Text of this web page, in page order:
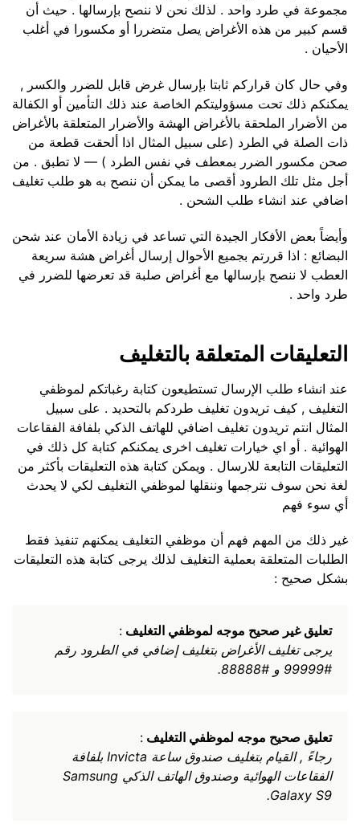
مجموعة في طرد واحد . لذلك نحن لا ننصح بإرسالها . حيث أن
قسم كبير من هذه الأغراض يصل متضررا أو مكسورا في أغلب
الأحيان .
وفي حال كان قراركم ثابتا بإرسال غرض قابل للضرر والكسر ,
يمكنكم ذلك تحت مسؤوليتكم الخاصة عند ذلك التأمين أو الكفالة
من الأضرار الملحقة بالأغراض الهشة والأضرار المتعلقة بالأغراض
ذات الصلة في الطرد (على سبيل المثال اذا ألحقت قطعة من
صحن مكسور الضرر بمعطف في نفس الطرد ) — لا تطبق . من
أجل مثل تلك الطرود أقصى ما يمكن أن ننصح به هو طلب تغليف
اضافي عند انشاء طلب الشحن .
وأيضاً بعض الأفكار الجيدة التي تساعد في زيادة الأمان عند شحن
البضائع : اذا قررتم بجميع الأحوال إرسال أغراض هشة سريعة
العطب لا ننصح بإرسالها مع أغراض صلبة قد تعرضها للضرر في
طرد واحد .
التعليقات المتعلقة بالتغليف
عند انشاء طلب الإرسال تستطيعون كتابة رغباتكم لموظفي
التغليف , كيف تريدون تغليف طردكم بالتحديد . على سبيل
المثال انتم تريدون تغليف اضافي للهاتف الذكي بلفافة الفقاعات
الهوائية . أو اي خيارات تغليف اخرى يمكنكم كتابة كل ذلك في
التعليقات التابعة للارسال . ويمكن كتابة هذه التعليقات بأكثر من
لغة نحن سوف نترجمها وننقلها لموظفي التغليف لكي لا يحدث
أي سوء فهم
غير ذلك من المهم فهم أن موظفي التغليف يمكنهم تنفيذ فقط
الطلبات المتعلقة بعملية التغليف لذلك يرجى كتابة هذه التعليقات
بشكل صحيح :
تعليق غير صحيح موجه لموظفي التغليف :
يرجى تغليف الأغراض بتغليف إضافي في الطرود رقم
#99999 و #88888.
تعليق صحيح موجه لموظفي التغليف :
رجاءً , القيام بتغليف صندوق ساعة Invicta بلفافة
الفقاعات الهوائية وصندوق الهاتف الذكي Samsung
Galaxy S9.